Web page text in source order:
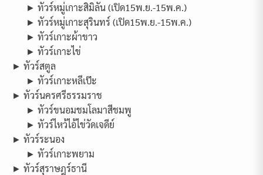
► ทัวร์หมู่เกาะสิมิลัน (เปิด15พ.ย.-15พ.ค.)
► ทัวร์หมู่เกาะสุรินทร์ (เปิด15พ.ย.-15พ.ค.)
► ทัวร์เกาะผ้าขาว
► ทัวร์เกาะไข่
► ทัวร์สตูล
► ทัวร์เกาะหลีเป๊ะ
► ทัวร์นครศรีธรรมราช
► ทัวร์ขนอมชมโลมาสีชมพู
► ทัวร์ไหว้ไอ้ไข่วัดเจดีย์
► ทัวร์ระนอง
► ทัวร์เกาะพยาม
► ทัวร์สุราษฎร์ธานี